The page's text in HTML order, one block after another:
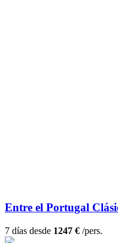
Entre el Portugal
7 días desde 1247 € /pers.